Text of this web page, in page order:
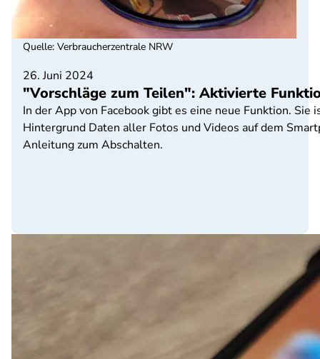
26. Juni 2024
"Vorschläge zum Teilen": Aktivierte
In der App von Facebook gibt es eine neue Funktion.
Hintergrund Daten aller Fotos und Videos auf dem
Anleitung zum Abschalten.
Quelle: Verbraucherzentrale NRW